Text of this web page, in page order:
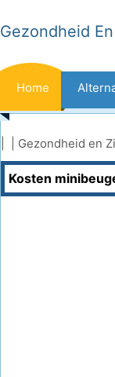
Gezondheid
Home
Beten En Steken
Aandoeningen
Gezondheid en
Kosten